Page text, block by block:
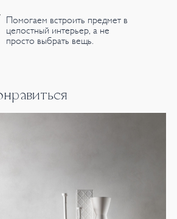
Помогаем встроить предмет в
целостный интерьер, а не
просто выбрать вещь.